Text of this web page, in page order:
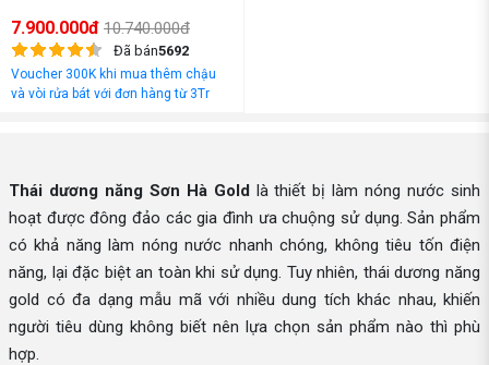
7.900.000đ 10.740.000đ
Đã bán5692
Voucher 300K khi mua thêm chậu
và vòi rửa bát với đơn hàng từ 3Tr
Thái dương năng Sơn Hà Goldlà thiết bị làm nóng nước sinh
hoạt được đông đảo các gia đình ưa chuộng sử dụng. Sản phẩm
có khả năng làm nóng nước nhanh chóng, không tiêu tốn điện
năng, lại đặc biệt an toàn khi sử dụng. Tuy nhiên, thái dương năng
gold có đa dạng mẫu mã với nhiều dung tích khác nhau, khiến
người tiêu dùng không biết nên lựa chọn sản phẩm nào thì phù
hợp.